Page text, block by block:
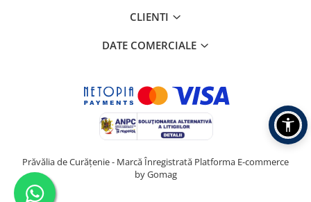
CLIENTI
DATE COMERCIALE
Prăvălia de Curățenie - Marcă Înregistrată Platforma E-commerce
by Gomag